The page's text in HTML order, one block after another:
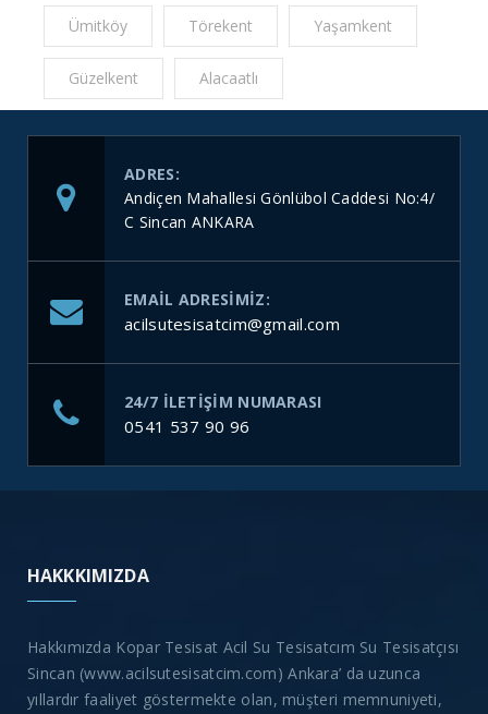
Ümitköy Törekent Yaşamkent
Güzelkent Alacaatlı
ADRES:
Andiçen Mahallesi Gönlübol Caddesi No:4/
C Sincan ANKARA
EMAIL ADRESIMIZ:
acilsutesisatcim@gmail.com
24/7 ILETIŞIM NUMARASI
0541 537 90 96
HAKKKIMIZDA
Hakkımızda Kopar Tesisat Acil Su Tesisatcım Su Tesisatçısı
Sincan (www.acilsutesisatcim.com) Ankara’ da uzunca
yıllardır faaliyet göstermekte olan, müşteri memnuniyeti,